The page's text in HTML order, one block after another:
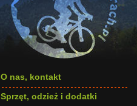
O nas, kontakt
Sprzęt, odzież i dodatki